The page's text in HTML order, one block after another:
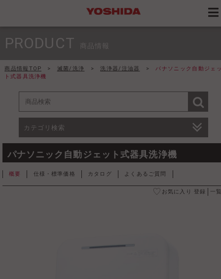
PRODUCT 商品情報
商品情報TOP > 滅菌/洗浄 > 洗浄器/注油器 >
パナソニック自動ジェ
ト式器具洗浄機
カテゴリ検索
パナソニック自動ジェット式器具洗浄機
概要 仕様・標準価格 カタログ よくあるご質問
お気に入り 登録 一